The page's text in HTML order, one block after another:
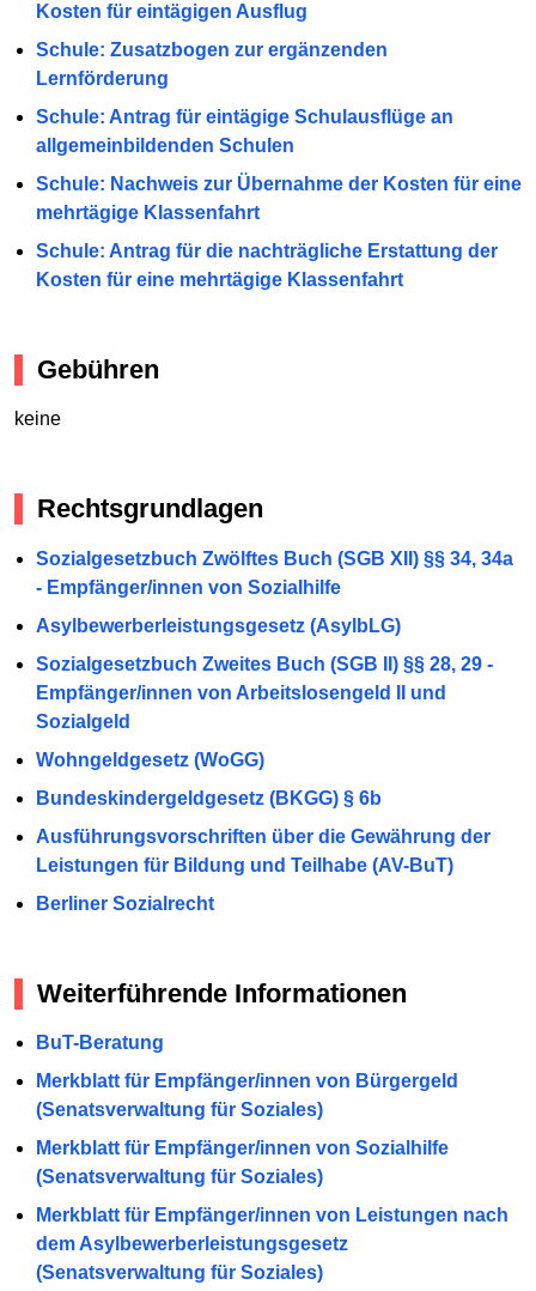
Kosten für eintägigen Ausflug
Schule: Zusatzbogen zur ergänzenden
Lernförderung
Schule: Antrag für eintägige Schulausflüge an
allgemeinbildenden Schulen
Schule: Nachweis zur Übernahme der Kosten für eine
mehrtägige Klassenfahrt
Schule: Antrag für die nachträgliche Erstattung der
Kosten für eine mehrtägige Klassenfahrt
Gebühren
keine
Rechtsgrundlagen
Sozialgesetzbuch Zwölftes Buch (SGB XII) §§ 34, 34a
- Empfänger/innen von Sozialhilfe
Asylbewerberleistungsgesetz (AsylbLG)
Sozialgesetzbuch Zweites Buch (SGB II) §§ 28, 29 -
Empfänger/innen von Arbeitslosengeld II und
Sozialgeld
Wohngeldgesetz (WoGG)
Bundeskindergeldgesetz (BKGG) § 6b
Ausführungsvorschriften über die Gewährung der
Leistungen für Bildung und Teilhabe (AV-BuT)
Berliner Sozialrecht
Weiterführende Informationen
BuT-Beratung
Merkblatt für Empfänger/innen von Bürgergeld
(Senatsverwaltung für Soziales)
Merkblatt für Empfänger/innen von Sozialhilfe
(Senatsverwaltung für Soziales)
Merkblatt für Empfänger/innen von Leistungen nach
dem Asylbewerberleistungsgesetz
(Senatsverwaltung für Soziales)